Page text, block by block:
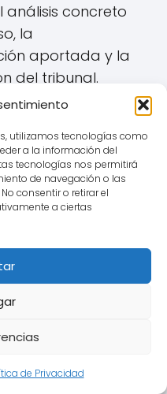
utilizamos tecnologías como
a la información del
tecnologías nos permitirá
de navegación o las
consentir o retirar el
a ciertas
de Privacidad
concreto
la
aportada y la
del tribunal.
(Derivación de
la falta de
de la cláusula
pasar a
es
es abusiva si, no
negociada
importante entre
y obligaciones de
Carcaixent. Una